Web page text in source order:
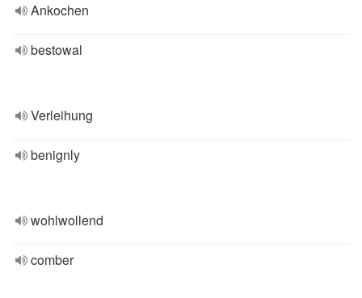
Ankochen
bestowal
Verleihung
benignly
wohlwollend
comber